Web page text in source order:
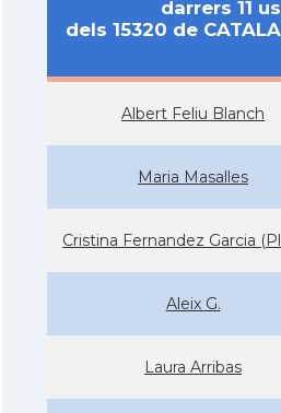
darrers 11
dels 15320 de
Albert Feliu Blanch
Maria Masalles
Cristina Fernandez Garcia
Aleix G.
Laura Arribas